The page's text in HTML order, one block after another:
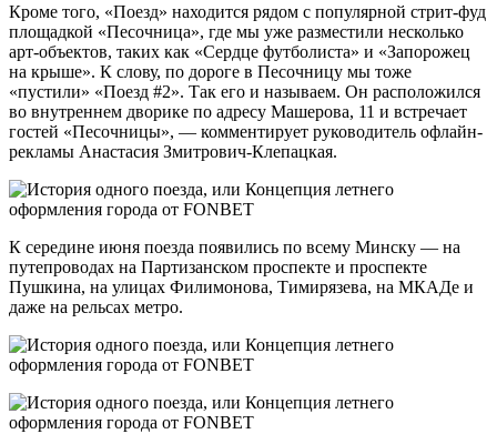
Кроме того, «Поезд» находится рядом с популярной стрит-фуд
площадкой «Песочница», где мы уже разместили несколько
арт-объектов, таких как «Cердце футболиста» и «Запорожец
на крыше». К слову, по дороге в Песочницу мы тоже
«пустили» «Поезд #2». Так его и называем. Он расположился
во внутреннем дворике по адресу Машерова, 11 и встречает
гостей «Песочницы», — комментирует руководитель офлайн-
рекламы Анастасия Змитрович-Клепацкая.
К середине июня поезда появились по всему Минску — на
путепроводах на Партизанском проспекте и проспекте
Пушкина, на улицах Филимонова, Тимирязева, на МКАДе и
даже на рельсах метро.